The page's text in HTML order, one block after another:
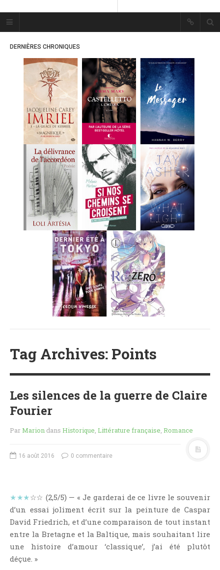
Plume Bleue
« Les mots sont les passants
« Les mots sont les passants
mystérieux de l’âme. »
ACCUEIL
LES PLUMES
MES FUTURES
LECTURES
MES CRITIQUES
MES ARTICLES
MARION
MES FUTURES
LECTURES
MES CRITIQUES
MES ARTICLES
MES FUTURES
LECTURES
MES CRITIQUES
MES FUTURES
LECTURES
MES ARTICLES
NOS CRITIQUES
NOS COUPS DE ♥
RENDEZ-VOUS LIVRESQUES
CONCOURS
LIENS
CONTACT
DERNIÈRES CHRONIQUES
Tag Archives: Points
Les silences de la guerre de Claire
Fourier
ParMarion dans Historique, Littérature française, Romance
16 août 2016 0 commentaire
★★★☆☆ (2,5/5) — « Je garderai de ce livre le souvenir
d’un essai joliment écrit sur la peinture de Caspar
David Friedrich, et d’une comparaison de tout instant
entre la Bretagne et la Baltique, mais souhaitant lire
une histoire d’amour ‘classique’, j’ai été plutôt
déçue. »